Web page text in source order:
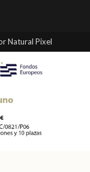
Natural Pixel